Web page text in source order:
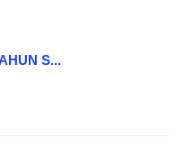
S...